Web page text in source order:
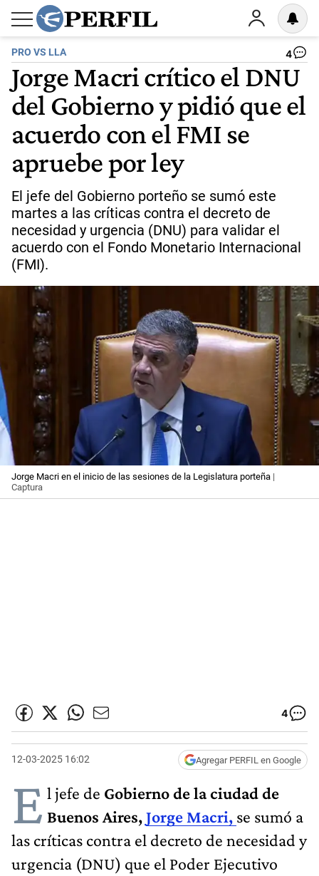
PRO VS LLA 4
Jorge Macri crítico el DNU
del Gobierno y pidió que el
acuerdo con el FMI se
apruebe por ley
El jefe del Gobierno porteño se sumó este
martes a las críticas contra el decreto de
necesidad y urgencia (DNU) para validar el
acuerdo con el Fondo Monetario Internacional
(FMI).
Jorge Macri en el inicio de las sesiones de la Legislatura porteña |
Captura
4
12-03-2025 16:02 Agregar PERFIL en Google
E l jefe de Gobierno de la ciudad de
Buenos Aires,Jorge Macri, se sumó a
las críticas contra el decreto de necesidad y
urgencia (DNU) que el Poder Ejecutivo